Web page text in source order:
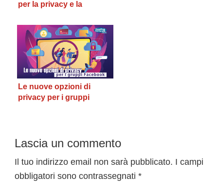
per la privacy e la
Le nuove opzioni di
privacy per i gruppi
Interazioni
del
lettore
Lascia un commento
Il tuo indirizzo email non sarà pubblicato. I campi
obbligatori sono contrassegnati *